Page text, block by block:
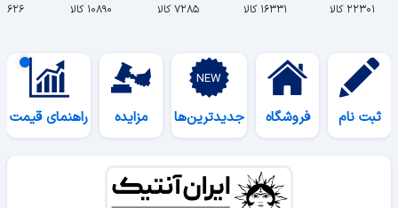
۲۲۳۰۱ کالا ۱۶۳۳۱ کالا ۷۲۸۵ کالا ۱۰۸۹۰ کالا ۵۶۲۶ کالا
ثبت نام فروشگاه جدیدترین‌ها مزایده راهنمای قیمت